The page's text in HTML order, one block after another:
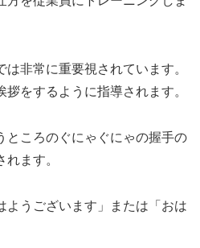
非常に重要視されています。
をするように指導されます。
ところのぐにゃぐにゃの握手の
ます。
ようございます」または「おは